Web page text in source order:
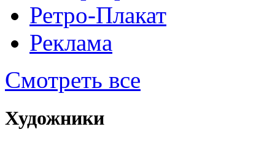
Ретро-Плакат
Реклама
Смотреть все
Художники